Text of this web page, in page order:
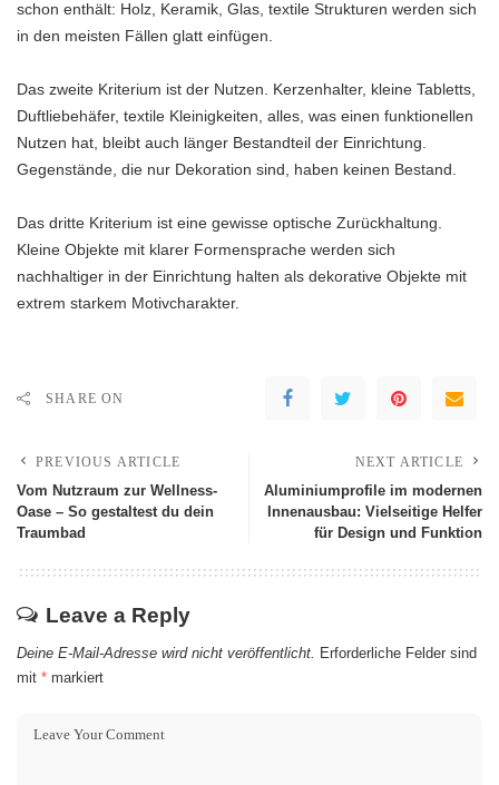
schon enthält: Holz, Keramik, Glas, textile Strukturen werden sich
in den meisten Fällen glatt einfügen.
Das zweite Kriterium ist der Nutzen. Kerzenhalter, kleine Tabletts,
Duftliebehäfer, textile Kleinigkeiten, alles, was einen funktionellen
Nutzen hat, bleibt auch länger Bestandteil der Einrichtung.
Gegenstände, die nur Dekoration sind, haben keinen Bestand.
Das dritte Kriterium ist eine gewisse optische Zurückhaltung.
Kleine Objekte mit klarer Formensprache werden sich
nachhaltiger in der Einrichtung halten als dekorative Objekte mit
extrem starkem Motivcharakter.
SHARE ON
PREVIOUS ARTICLE
Vom Nutzraum zur Wellness-
Oase – So gestaltest du dein
Traumbad
NEXT ARTICLE
Aluminiumprofile im modernen
Innenausbau: Vielseitige Helfer
für Design und Funktion
Leave a Reply
Deine E-Mail-Adresse wird nicht veröffentlicht. Erforderliche Felder sind
mit * markiert